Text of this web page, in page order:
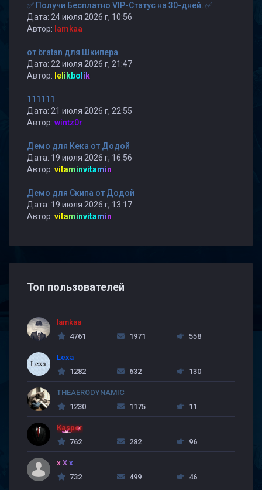
✅ Получи Бесплатно VIP-Статус на 30-дней. ✅
Дата: 24 июля 2026 г, 10:56
Автор: lamkaa
от bratan для Шкипера
Дата: 22 июля 2026 г, 21:47
Автор: lelikbolik
111111
Дата: 21 июля 2026 г, 22:55
Автор: wintz0r
Демо для Кека от Додой
Дата: 19 июля 2026 г, 16:56
Автор: vitaminvitamin
Демо для Скипа от Додой
Дата: 19 июля 2026 г, 13:17
Автор: vitaminvitamin
Топ пользователей
lamkaa
4761
1971 558
Lexa
1282
632 130
THEAERODYNAMIC
1230
1175 11
Kasper
762
282 96
x X x
732
499 46